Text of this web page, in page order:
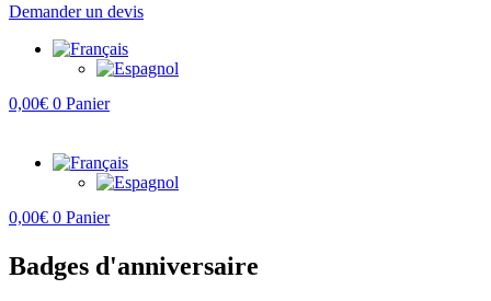
Demander un devis
0,00€ 0 Panier
0,00€ 0 Panier
Badges d'anniversaire